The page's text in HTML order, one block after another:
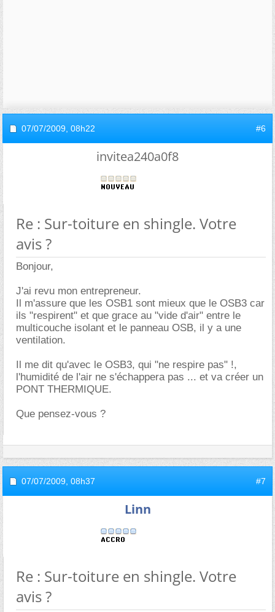
07/07/2009, 08h22 #6
invitea240a0f8
Re : Sur-toiture en shingle. Votre
avis ?
Bonjour,
J'ai revu mon entrepreneur.
Il m'assure que les OSB1 sont mieux que le OSB3 car
ils "respirent" et que grace au "vide d'air" entre le
multicouche isolant et le panneau OSB, il y a une
ventilation.
Il me dit qu'avec le OSB3, qui "ne respire pas" !,
l'humidité de l'air ne s'échappera pas ... et va créer un
PONT THERMIQUE.
Que pensez-vous ?
07/07/2009, 08h37 #7
Linn
Re : Sur-toiture en shingle. Votre
avis ?